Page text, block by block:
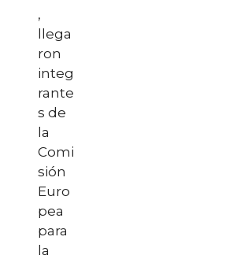
,
llega
ron
integ
rante
s de
la
Comi
sión
Euro
pea
para
la